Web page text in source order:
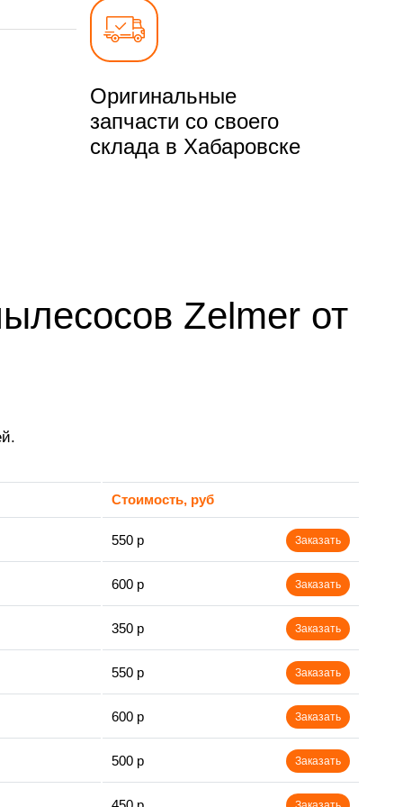
Оригинальные
запчасти со своего
склада в Хабаровске
Zelmer от
Стоимость, руб
550 р Заказать
600 р Заказать
350 р Заказать
550 р Заказать
600 р Заказать
500 р Заказать